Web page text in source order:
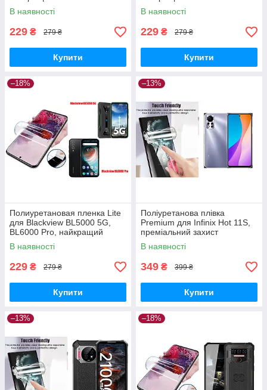
В наявності
229 ₴ 279 ₴
Купити
В наявності
229 ₴ 279 ₴
Купити
–18%
Полиуретановая пленка Lite
для Blackview BL5000 5G,
BL6000 Pro, найкращий
захист
В наявності
229 ₴ 279 ₴
Купити
–13%
Поліуретанова плівка
Premium для Infinix Hot 11S,
преміальний захист
В наявності
349 ₴ 399 ₴
Купити
–13% –18%